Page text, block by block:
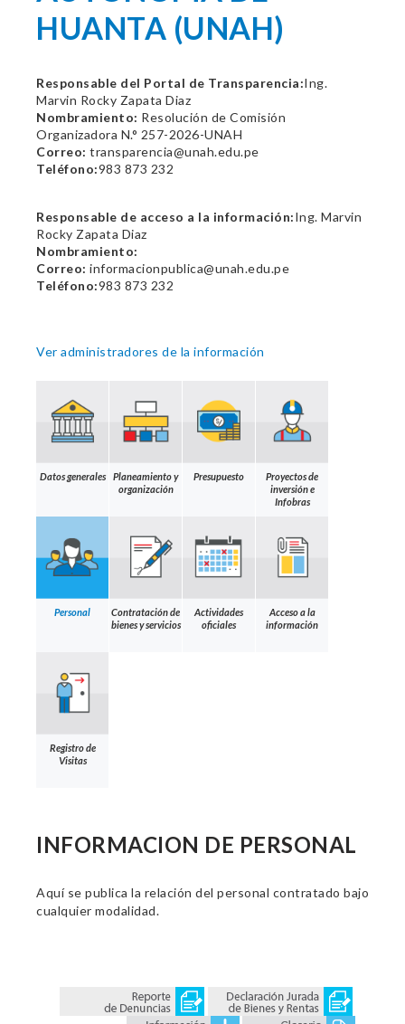
HUANTA (UNAH)
Responsable del Portal de Transparencia:Ing.
Marvin Rocky Zapata Diaz
Nombramiento: Resolución de Comisión
Organizadora N.° 257-2026-UNAH
Correo: transparencia@unah.edu.pe
Teléfono:983 873 232
Responsable de acceso a la información:Ing. Marvin
Rocky Zapata Diaz
Nombramiento:
Correo: informacionpublica@unah.edu.pe
Teléfono:983 873 232
Ver administradores de la información
Datos generales
Planeamiento y
organización
Presupuesto
Proyectos de
inversión e
Infobras
Personal
Contratación de
bienes y servicios
Actividades
oficiales
Acceso a la
información
Registro de
Visitas
INFORMACION DE PERSONAL
Aquí se publica la relación del personal contratado bajo
cualquier modalidad.